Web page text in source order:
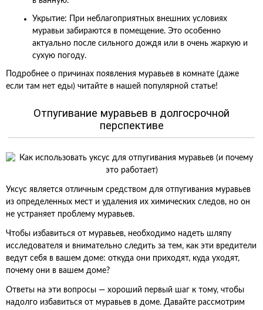
Укрытие: При неблагоприятных внешних условиях
муравьи забираются в помещение. Это особенно
актуально после сильного дождя или в очень жаркую и
сухую погоду.
Подробнее о причинах появления муравьев в комнате (даже
если там нет еды) читайте в нашей популярной статье!
Отпугивание муравьев в долгосрочной
перспективе
Уксус является отличным средством для отпугивания муравьев
из определенных мест и удаления их химических следов, но он
не устраняет проблему муравьев.
Чтобы избавиться от муравьев, необходимо надеть шляпу
исследователя и внимательно следить за тем, как эти вредители
ведут себя в вашем доме: откуда они приходят, куда уходят,
почему они в вашем доме?
Ответы на эти вопросы — хороший первый шаг к тому, чтобы
надолго избавиться от муравьев в доме. Давайте рассмотрим